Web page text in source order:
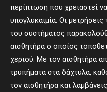
περίπτωση που χρειαστεί
υπογλυκαιμία. Οι
του συστήματος
αισθητήρα ο οποίος
χεριού. Με τον αισθητήρα
τρυπήματα στα δάχτυλα,
τον αισθητήρα και